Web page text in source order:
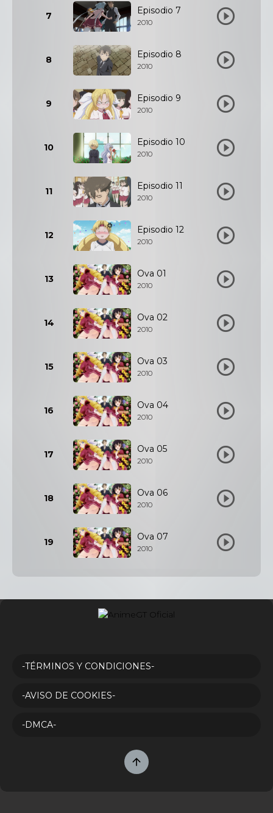
7 Episodio 7
2010
8 Episodio 8
2010
9 Episodio 9
2010
10 Episodio 10
2010
11 Episodio 11
2010
12 Episodio 12
2010
13 Ova 01
2010
14 Ova 02
2010
15 Ova 03
2010
16 Ova 04
2010
17 Ova 05
2010
18 Ova 06
2010
19 Ova 07
2010
-TÉRMINOS Y CONDICIONES-
-AVISO DE COOKIES-
-DMCA-